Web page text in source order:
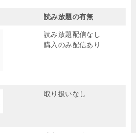
読み放題の有無
読み放題配信なし
購入のみ配信あり
取り扱いなし